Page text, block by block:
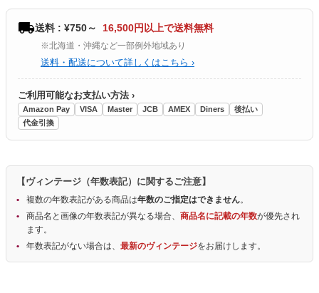
送料 : ¥750～ 16,500円以上で送料無料
※北海道・沖縄など一部例外地域あり
送料・配送について詳しくはこちら ›
ご利用可能なお支払い方法 ›
Amazon Pay VISA Master JCB AMEX Diners
後払い
代金引換
【ヴィンテージ（年数表記）に関するご注意】
複数の年数表記がある商品は年数のご指定はできません。
商品名と画像の年数表記が異なる場合、 商品名に記載の年数が優先され
ます。
年数表記がない場合は、 最新のヴィンテージをお届けします。